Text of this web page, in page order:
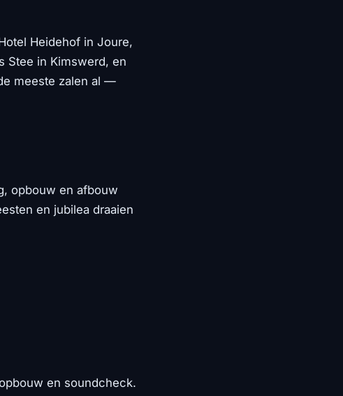
Heidehof in Joure,
Stee in Kimswerd, en
meeste zalen al —
opbouw en afbouw
en jubilea draaien
en soundcheck.